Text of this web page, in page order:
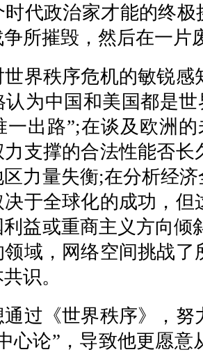
代政治家才能的终
所摧毁，然后在一片
秩序危机的敏锐感
认为中国和美国都是
一出路”;在谈及欧洲
支撑的合法性能否
力量失衡;在分析经
于全球化的成功，
益或重商主义方向
领域，网络空间挑战
识。
《世界秩序》，努
心论”，导致他更愿